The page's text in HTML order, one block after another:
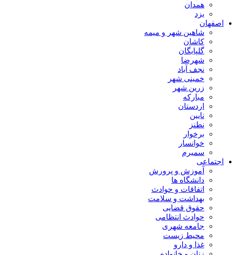
همدان
یزد
اصفهان
شاهین شهر و میمه
کاشان
گلپایگان
شهرضا
نجف آباد
خمینی شهر
زرین شهر
مبارکه
اردستان
نایین
نطنز
برخوار
خوانسار
سمیرم
اجتماعی
آموزش و پرورش
دانشگاه ها
اتفاقات و حوادث
بهداشت و سلامت
حقوق قضایی
حوادث انتظامی
جامعه شهری
محیط زیست
غذا و دارو